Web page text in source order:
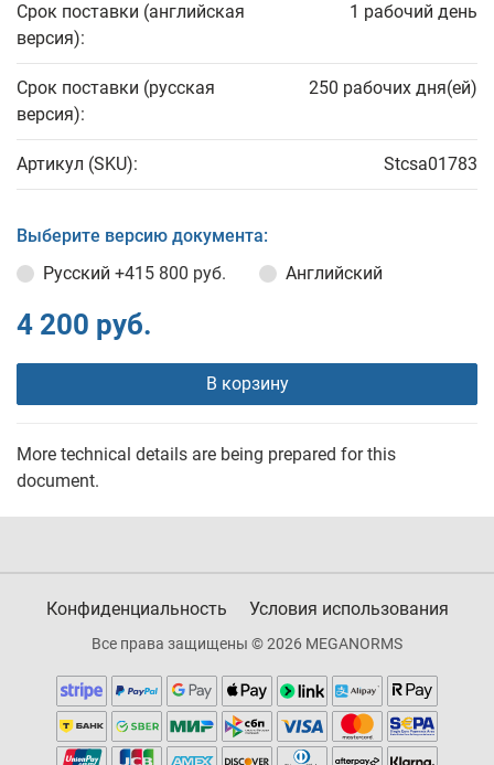
Срок поставки (английская
версия):
1 рабочий день
Срок поставки (русская
версия):
250 рабочих дня(ей)
Артикул (SKU): Stcsa01783
Выберите версию документа:
Русский +415 800 руб. Английский
4 200 руб.
В корзину
More technical details are being prepared for this
document.
Конфиденциальность Условия использования
Все права защищены © 2026 MEGANORMS